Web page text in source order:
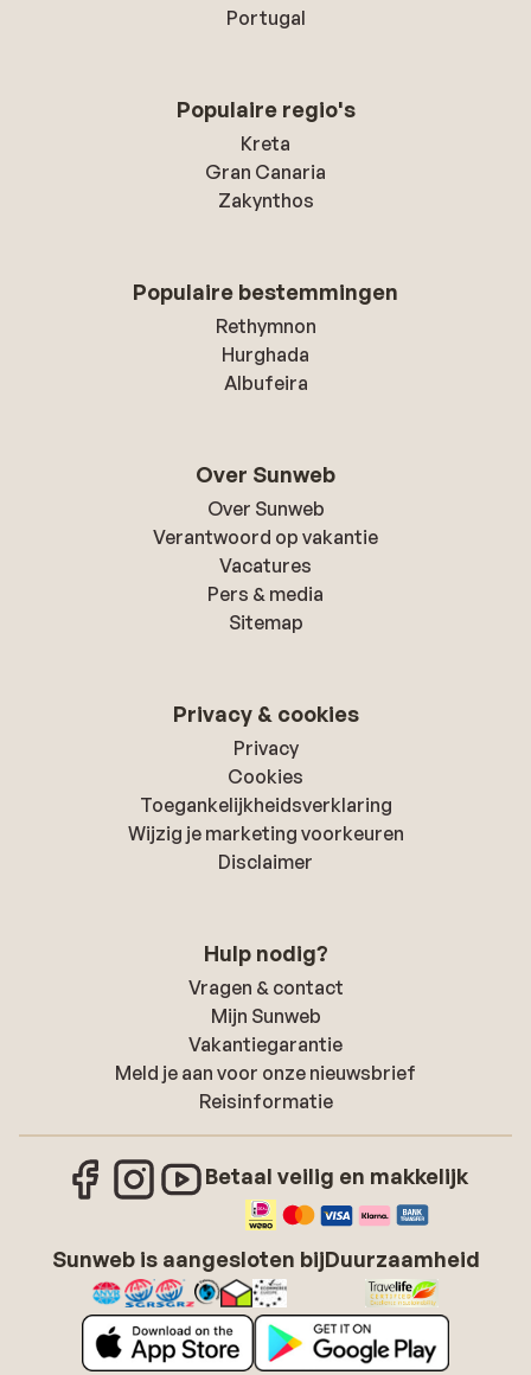
Portugal
Populaire regio's
Kreta
Gran Canaria
Zakynthos
Populaire bestemmingen
Rethymnon
Hurghada
Albufeira
Over Sunweb
Over Sunweb
Verantwoord op vakantie
Vacatures
Pers & media
Sitemap
Privacy & cookies
Privacy
Cookies
Toegankelijkheidsverklaring
Wijzig je marketing voorkeuren
Disclaimer
Hulp nodig?
Vragen & contact
Mijn Sunweb
Vakantiegarantie
Meld je aan voor onze nieuwsbrief
Reisinformatie
Betaal veilig en makkelijk
Sunweb is aangesloten bijDuurzaamheid